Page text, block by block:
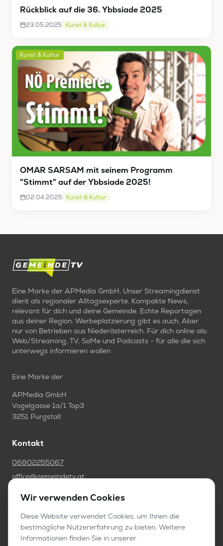
Rückblick auf die 36. Ybbsiade 2025
23.05.2025 Kunst & Kultur
Kunst & Kultur
OMAR SARSAM mit seinem Programm
"Stimmt" auf der Ybbsiade 2025!
02.04.2025 Kunst & Kultur
Eine Marke der APMedia GmbH. Unser Streamingdienst
dient als regionaler Alltagsexperte. Kompakte News,
relevant für dich und deine Gemeinde. Echte Reportagen
aus deiner Region. Werbeplatzierung gibt es auch. Aber
nur von Betrieben aus Niederösterreich. Für dich online als:
Web/Streaming, TV, SoMe und Podcasts - für alle die sich
unterwegs informieren wollen
Eine Marke der
APMedia GmbH
Vogelgasse 1a/1 Top3
3251 Purgstall
Kontakt
06802255067
office@gemeindetv.at
FAQ
IMPRESSUM
DATENSCHUTZ
Wir verwenden Cookies
Diese Website verwendet Cookies, um Ihnen die
bestmögliche Nutzererfahrung zu bieten. Weitere
Informationen finden Sie in unserer